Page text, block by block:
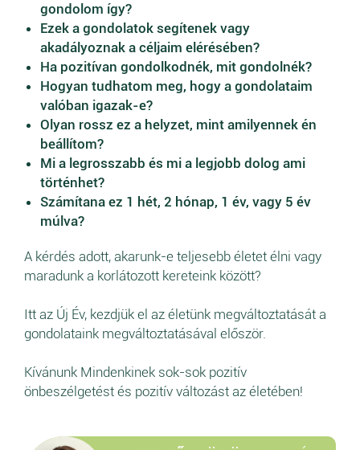
gondolom így?
Ezek a gondolatok segítenek vagy
akadályoznak a céljaim elérésében?
Ha pozitívan gondolkodnék, mit gondolnék?
Hogyan tudhatom meg, hogy a gondolataim
valóban igazak-e?
Olyan rossz ez a helyzet, mint amilyennek én
beállítom?
Mi a legrosszabb és mi a legjobb dolog ami
történhet?
Számítana ez 1 hét, 2 hónap, 1 év, vagy 5 év
múlva?
A kérdés adott, akarunk-e teljesebb életet élni vagy
maradunk a korlátozott kereteink között?
Itt az Új Év, kezdjük el az életünk megváltoztatását a
gondolataink megváltoztatásával először.
Kívánunk Mindenkinek sok-sok pozitív
önbeszélgetést és pozitív változást az életében!